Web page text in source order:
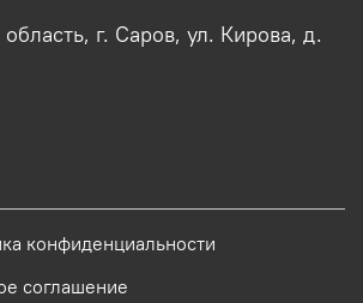
конфиденциальности
соглашение
г. Саров, ул. Кирова, д.